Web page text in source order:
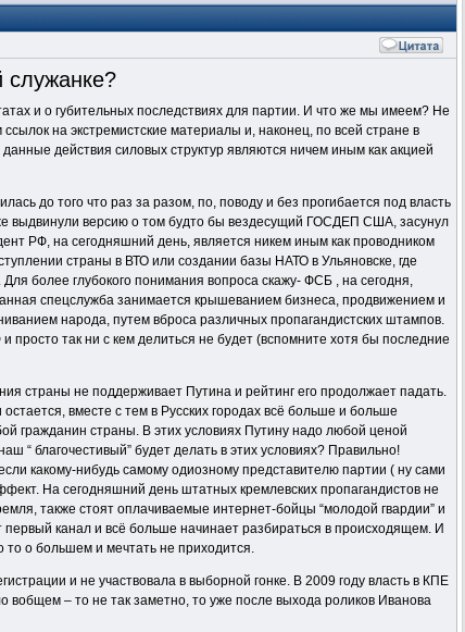
служанке?
и о губительных последствиях для партии. И что же мы имеем? Не
на экстремистские материалы и, наконец, по всей стране в
действия силовых структур являются ничем иным как акцией
до того что раз за разом, по, поводу и без прогибается под власть
выдвинули версию о том будто бы вездесущий ГОСДЕП США, засунул
РФ, на сегодняшний день, является никем иным как проводником
страны в ВТО или создании базы НАТО в Ульяновске, где
более глубокого понимания вопроса скажу- ФСБ , на сегодня,
спецслужба занимается крышеванием бизнеса, продвижением и
народа, путем вброса различных пропагандистских штампов.
так ни с кем делиться не будет (вспомните хотя бы последние
страны не поддерживает Путина и рейтинг его продолжает падать.
вместе с тем в Русских городах всё больше и больше
гражданин страны. В этих условиях Путину надо любой ценой
“ благочестивый” будет делать в этих условиях? Правильно!
какому-нибудь самому одиозному представителю партии ( ну сами
На сегодняшний день штатных кремлевских пропагандистов не
также стоят оплачиваемые интернет-бойцы “молодой гвардии” и
канал и всё больше начинает разбираться в происходящем. И
то о большем и мечтать не приходится.
и не участвовала в выборной гонке. В 2009 году власть в КПЕ
вобщем – то не так заметно, то уже после выхода роликов Иванова